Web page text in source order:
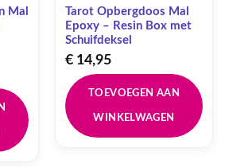
Mal
Tarot Opbergdoos Mal
Epoxy – Resin Box met
Schuifdeksel
€14,95
TOEVOEGEN AAN
WINKELWAGEN